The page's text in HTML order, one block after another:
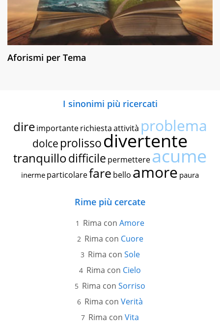
Aforismi per Tema
I sinonimi più ricercati
dire importante richiestaattività problema
dolce prolissodivertente
tranquillodifficile permettereacume
inerme particolarefare bello amore paura
Rime più cercate
Rima con Amore
Rima con Cuore
Rima con Sole
Rima con Cielo
Rima con Sorriso
Rima con Verità
Rima con Vita